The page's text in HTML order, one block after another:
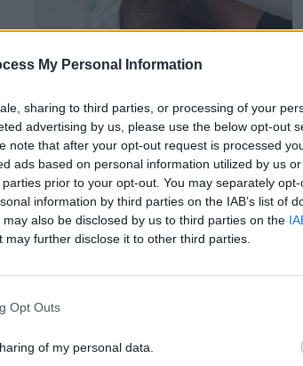
My Personal Information
sharing to third parties, or processing of your
advertising by us, please use the below opt-out
note that after your opt-out request is processed
ads based on personal information utilized by us
prior to your opt-out. You may separately
information by third parties on the IAB’s list of
also be disclosed by us to third parties on the
may further disclose it to other third parties.
Opt Outs
of my personal data.